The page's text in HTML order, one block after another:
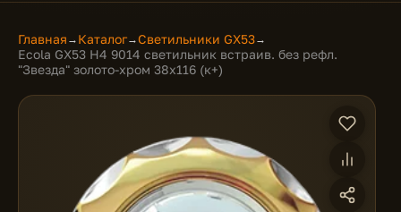
Главная → Каталог→Светильники GX53→
Ecola GX53 H4 9014 светильник встраив. без рефл.
"Звезда" золото-хром 38x116 (к+)